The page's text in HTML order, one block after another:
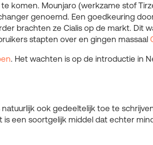
komen. Mounjaro (werkzame stof
genoemd. Een goedkeuring
brachten ze Cialis op de markt.
stapten over en gingen massaal
. Het wachten is op de introductie in
ook gedeeltelijk toe te
een soortgelijk middel dat echter